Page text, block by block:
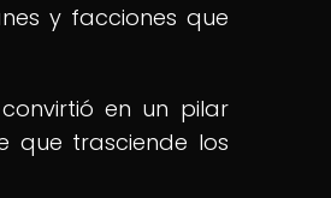
y facciones que
en un pilar
que trasciende los